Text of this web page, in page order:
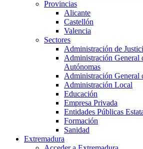
Provincias
Alicante
Castellón
Valencia
Sectores
Administración de
Administración General
Autónomas
Administración General
Administración Local
Educación
Empresa Privada
Entidades Públicas
Formación
Sanidad
Extremadura